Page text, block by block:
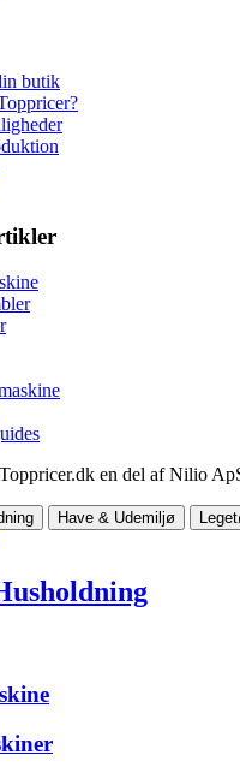
butik
en del af Nilio
Have & Udemiljø